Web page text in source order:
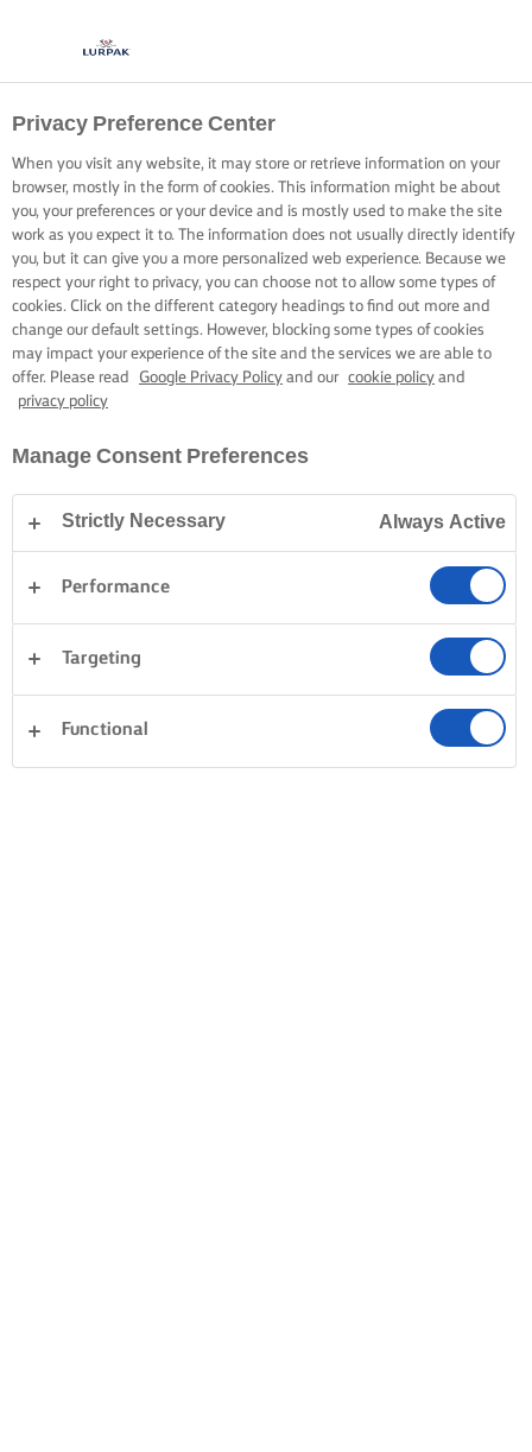
Privacy Preference Center
When you visit any website, it may store or retrieve information on your
browser, mostly in the form of cookies. This information might be about
you, your preferences or your device and is mostly used to make the site
work as you expect it to. The information does not usually directly identify
you, but it can give you a more personalized web experience. Because we
respect your right to privacy, you can choose not to allow some types of
cookies. Click on the different category headings to find out more and
change our default settings. However, blocking some types of cookies
may impact your experience of the site and the services we are able to
offer. Please read
Google Privacy Policy and our cookie policy and
privacy policy
Manage Consent Preferences
Strictly Necessary Always Active
Performance
Targeting
Functional